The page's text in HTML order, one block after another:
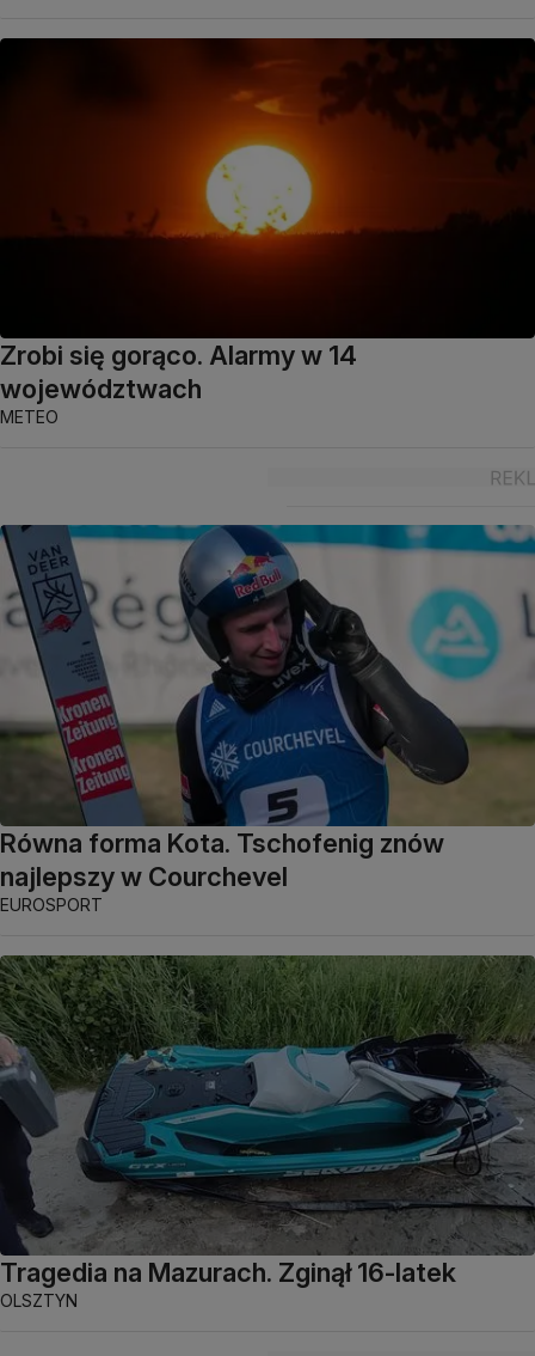
Zrobi się gorąco. Alarmy w 14
województwach
METEO
Równa forma Kota. Tschofenig znów
najlepszy w Courchevel
EUROSPORT
Tragedia na Mazurach. Zginął 16-latek
OLSZTYN